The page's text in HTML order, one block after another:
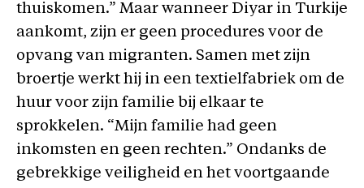
thuiskomen.” Maar wanneer Diyar in Turkije
aankomt, zijn er geen procedures voor de
opvang van migranten. Samen met zijn
broertje werkt hij in een textielfabriek om de
huur voor zijn familie bij elkaar te
sprokkelen. “Mijn familie had geen
inkomsten en geen rechten.” Ondanks de
gebrekkige veiligheid en het voortgaande